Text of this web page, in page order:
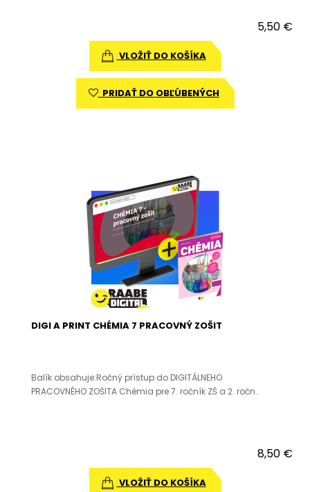
5,50 €
VLOŽIŤ DO KOŠÍKA
PRIDAŤ DO OBĽÚBENÝCH
DIGI A PRINT CHÉMIA 7 PRACOVNÝ ZOŠIT
Balík obsahuje:Ročný prístup do DIGITÁLNEHO
PRACOVNÉHO ZOŠITA Chémia pre 7. ročník ZŠ a 2. ročn..
8,50 €
VLOŽIŤ DO KOŠÍKA